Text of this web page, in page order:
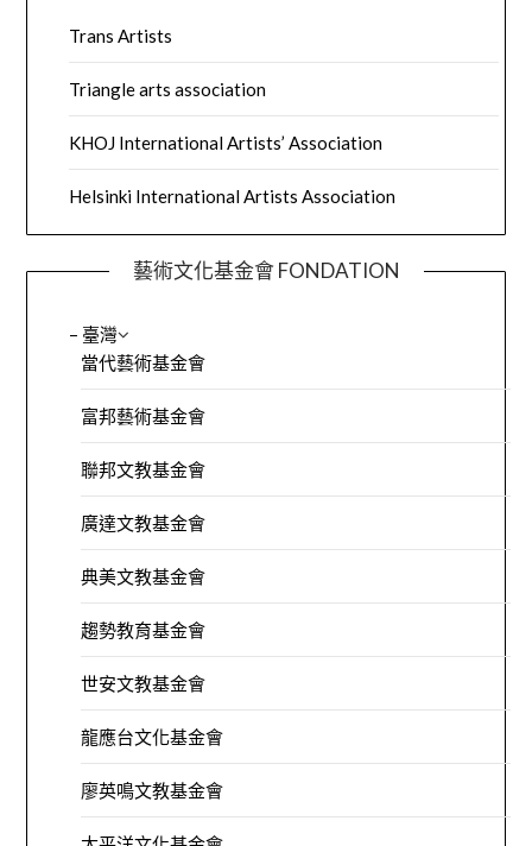
Trans Artists
Triangle arts association
KHOJ International Artists’ Association
Helsinki International Artists Association
藝術文化基金會 FONDATION
– 臺灣
當代藝術基金會
富邦藝術基金會
聯邦文教基金會
廣達文教基金會
典美文教基金會
趨勢教育基金會
世安文教基金會
龍應台文化基金會
廖英鳴文教基金會